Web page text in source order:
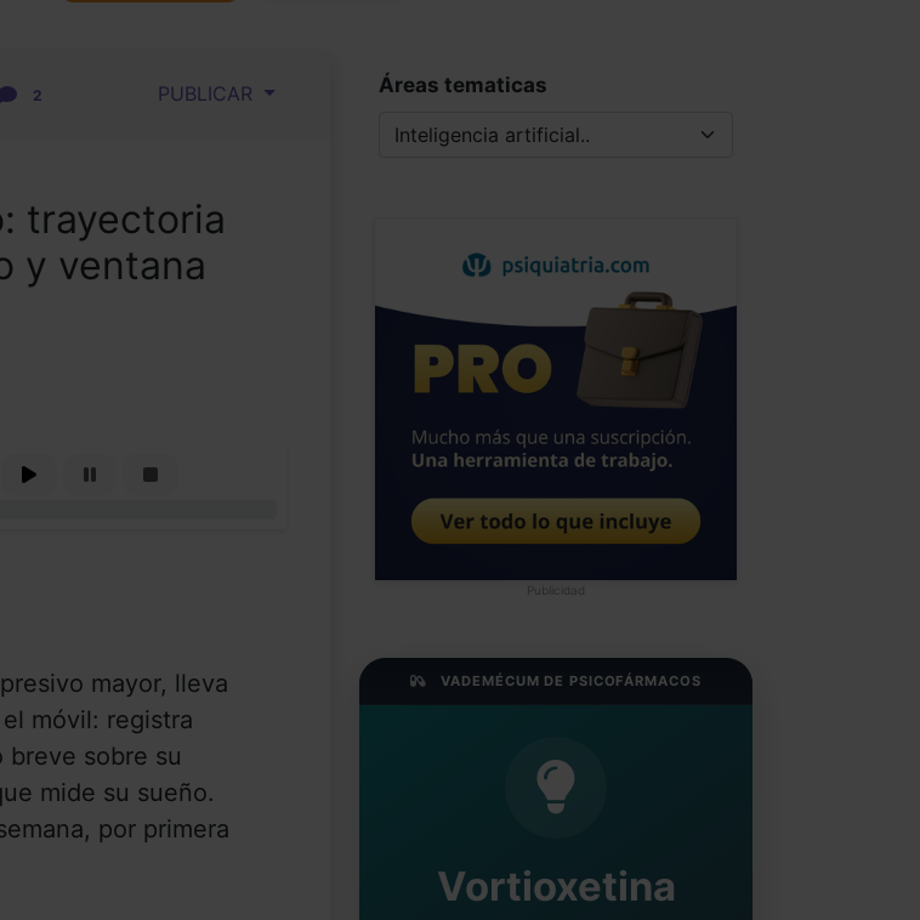
2 PUBLICAR
trayectoria
y ventana
mayor, lleva
móvil: registra
sobre su
mide su sueño.
por primera
Áreas tematicas
Publicidad
VADEMÉCUM DE PSICOFÁRMACOS
Vortioxetina